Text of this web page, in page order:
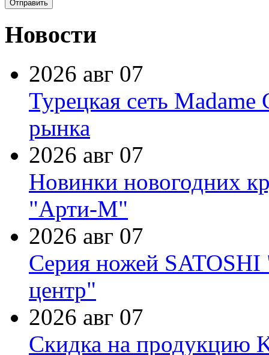
Новости
2026 авг 07
Турецкая сеть Madame
рынка
2026 авг 07
Новинки новогодних
"Арти-М"
2026 авг 07
Серия ножей
центр"
2026 авг 07
Скидка на продукцию